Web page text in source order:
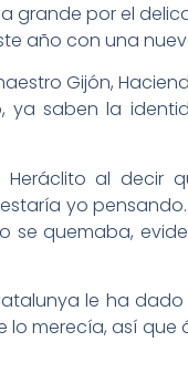
grande por el
año con una
Gijón,
saben la
al decir
yo
se quemaba,
le ha
merecía, así que